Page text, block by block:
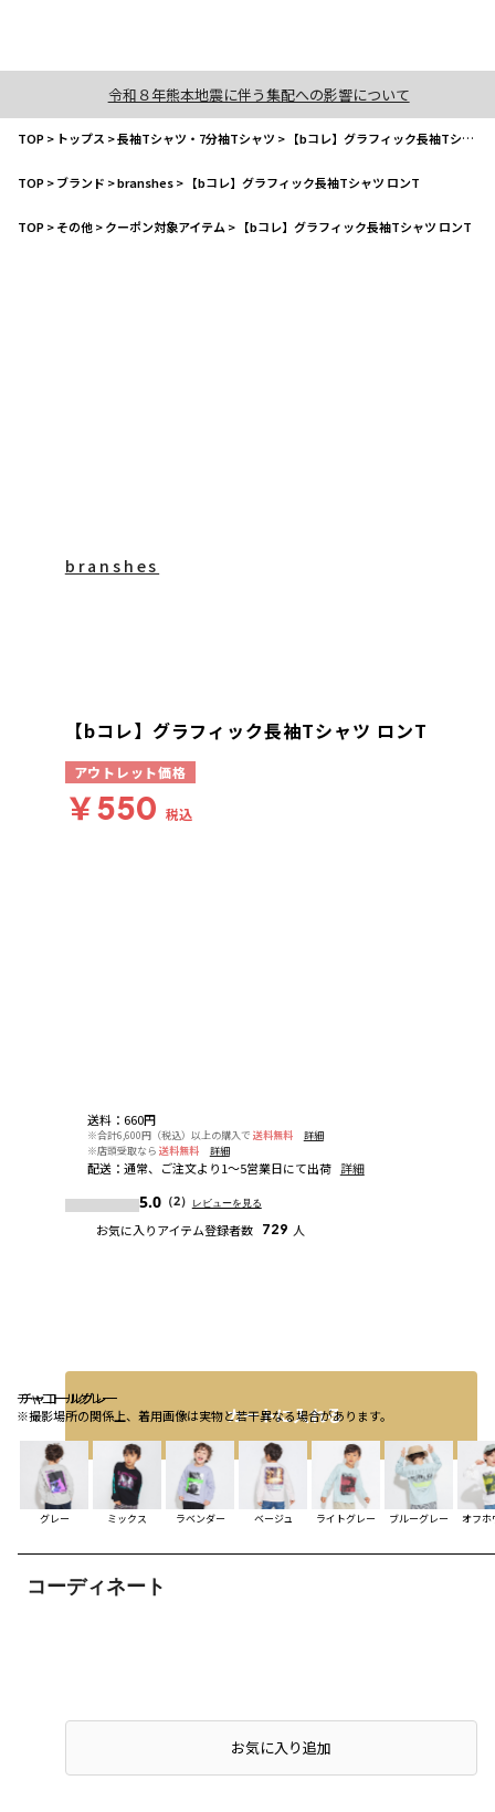
令和８年熊本地震に伴う集配への影響について
TOP> トップス >長袖Tシャツ・7分袖Tシャツ > 【bコレ】グラフィック長袖Tシャツ ロンT
TOP>ブランド >branshes> 【bコレ】グラフィック長袖Tシャツ ロンT
TOP>その他>クーポン対象アイテム > 【bコレ】グラフィック長袖Tシャツ ロンT
チャコールグレー
※撮影場所の関係上、着用画像は実物と若干異なる場合があります。
チャコールグレー
チャコールグレー
グレー ミックス ラベンダー ベージュ ライトグレー ブルーグレー オフホ
コーディネート
送料： 660円
※合計6,600円（税込）以上の購入で 送料無料
詳細
※店頭受取なら 送料無料 詳細
配送： 通常、ご注文より1～5営業日にて出荷 詳細
5.0（2） レビューを見る
お気に入りアイテム登録者数 729 人
branshes
【bコレ】グラフィック長袖Tシャツ ロンT
アウトレット価格
￥550 税込
カートに入れる
お気に入り追加